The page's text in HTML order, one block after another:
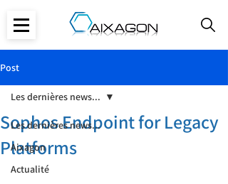
Post
Les dernières news...
Aixagon
Actualité
Les dernières news...
Sophos Endpoint for Legacy
Platforms